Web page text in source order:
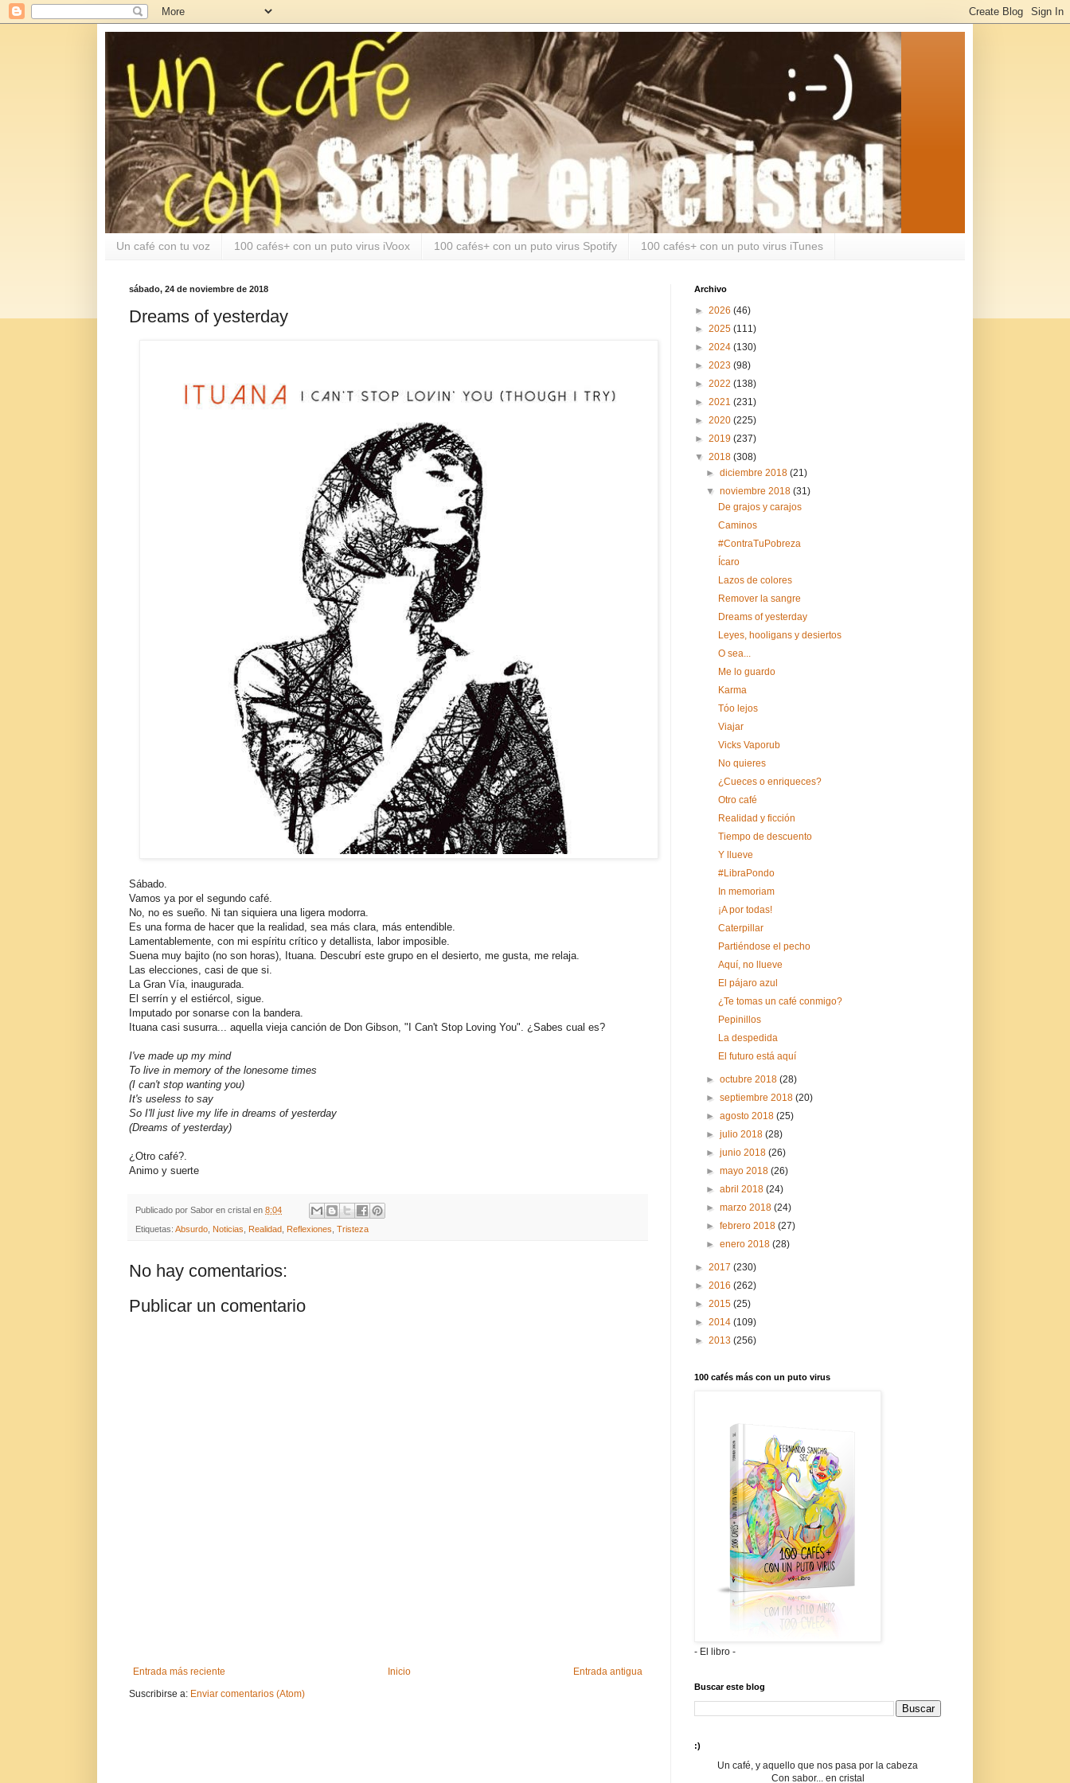
Un café con tu voz 100 cafés+ con un puto virus iVoox 100 cafés+ con un puto virus Spotify 100 cafés+ con un puto virus iTunes
sábado, 24 de noviembre de 2018
Dreams of yesterday
Sábado.
Vamos ya por el segundo café.
No, no es sueño. Ni tan siquiera una ligera modorra.
Es una forma de hacer que la realidad, sea más clara, más entendible.
Lamentablemente, con mi espíritu crítico y detallista, labor imposible.
Suena muy bajito (no son horas), Ituana. Descubrí este grupo en el desierto, me gusta, me relaja.
Las elecciones, casi de que si.
La Gran Vía, inaugurada.
El serrín y el estiércol, sigue.
Imputado por sonarse con la bandera.
Ituana casi susurra... aquella vieja canción de Don Gibson, "I Can't Stop Loving You". ¿Sabes cual es?
I've made up my mind
To live in memory of the lonesome times
(I can't stop wanting you)
It's useless to say
So I'll just live my life in dreams of yesterday
(Dreams of yesterday)
¿Otro café?.
Animo y suerte
Publicado por Sabor en cristal en 8:04
Etiquetas: Absurdo Noticias Realidad Reflexiones Tristeza
No hay comentarios:
Publicar un comentario
Entrada más reciente Entrada antigua
Inicio
Suscribirse a: Enviar comentarios (Atom)
Archivo
► 2026 (46)
► 2025 (111)
► 2024 (130)
► 2023 (98)
► 2022 (138)
► 2021 (231)
► 2020 (225)
► 2019 (237)
▼ 2018 (308)
►diciembre 2018(21)
▼noviembre 2018(31)
De grajos y carajos
Caminos
#ContraTuPobreza
Ícaro
Lazos de colores
Remover la sangre
Dreams of yesterday
Leyes, hooligans y desiertos
O sea...
Me lo guardo
Karma
Tóo lejos
Viajar
Vicks Vaporub
No quieres
¿Cueces o enriqueces?
Otro café
Realidad y ficción
Tiempo de descuento
Y llueve
#LibraPondo
In memoriam
¡A por todas!
Caterpillar
Partiéndose el pecho
Aquí, no llueve
El pájaro azul
¿Te tomas un café conmigo?
Pepinillos
La despedida
El futuro está aquí
►octubre 2018(28)
►septiembre 2018(20)
►agosto 2018(25)
►julio 2018(28)
►junio 2018(26)
►mayo 2018(26)
►abril 2018(24)
►marzo 2018(24)
►febrero 2018(27)
►enero 2018(28)
► 2017 (230)
► 2016 (262)
► 2015 (25)
► 2014 (109)
► 2013 (256)
100 cafés más con un puto virus
- El libro -
Buscar este blog
:)
Un café, y aquello que nos pasa por la cabeza
Con sabor... en cristal